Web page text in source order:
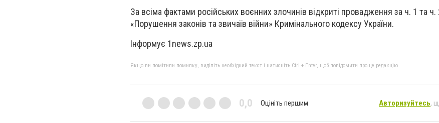
За всіма фактами російських воєнних злочинів відкриті провадження за ч. 1 та ч.
«Порушення законів та звичаїв війни» Кримінального кодексу України.
Інформує 1news.zp.ua
Якщо ви помітили помилку, виділіть необхідний текст і натисніть Ctrl + Enter, щоб повідомити про це редакцію
0,0 Оцініть першим Авторизуйтесь,